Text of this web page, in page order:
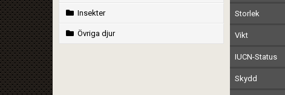
Insekter
Övriga djur
Storlek
Vikt
IUCN-Status
Skydd